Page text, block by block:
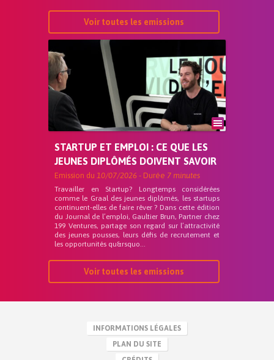
Voir toutes les emissions
STARTUP ET EMPLOI : CE QUE LES
JEUNES DIPLÔMÉS DOIVENT SAVOIR
Emission du 10/07/2026 - Durée 7 minutes
Travailler en Startup? Longtemps considérées
comme le Graal des jeunes diplômés, les startups
continuent-elles de faire rêver ? Dans cette édition
du Journal de l’emploi, Gaultier Brun, Partner chez
199 Ventures, partage son regard sur l’attractivité
des jeunes pousses, leurs défis de recrutement et
les opportunités qu&rsquo...
Voir toutes les emissions
INFORMATIONS LÉGALES
PLAN DU SITE